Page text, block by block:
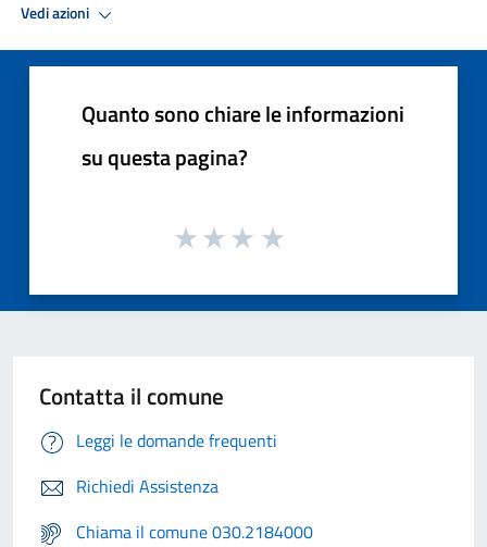
Vedi azioni
Quanto sono chiare le informazioni
su questa pagina?
Contatta il comune
Leggi le domande frequenti
Richiedi Assistenza
Chiama il comune 030.2184000